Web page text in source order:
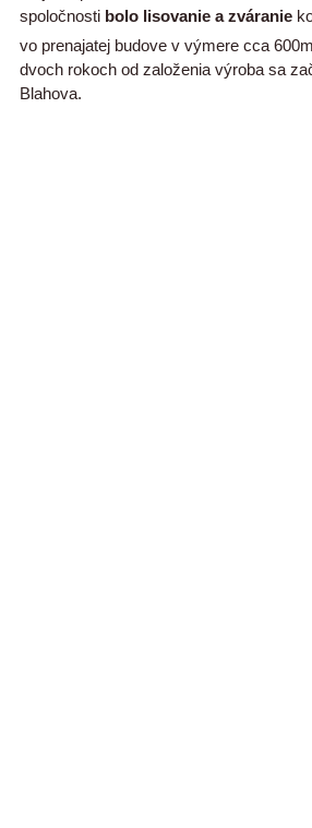
spoločnosti bolo lisovanie a zváranie
vo prenajatej budove v výmere cca 600m
dvoch rokoch od založenia výroba sa
Blahova.